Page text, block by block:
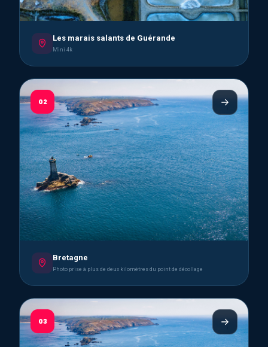
Les marais salants de Guérande
Mini 4k
02
Bretagne
Photo prise à plus de deux kilomètres du point de décollage
03